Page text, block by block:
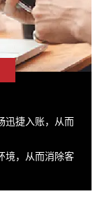
迅捷入账，从而
境，从而消除客